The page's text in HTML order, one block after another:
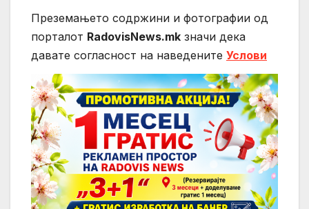
Преземањето содржини и фотографии од
порталот RadovisNews.mk значи дека
давате согласност на нaведените Услови